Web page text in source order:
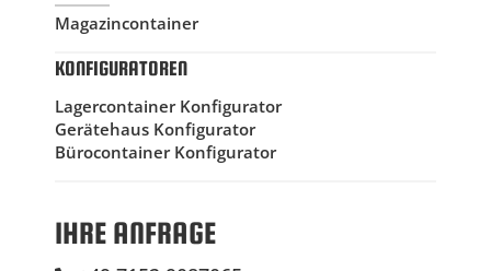
Magazincontainer
KONFIGURATOREN
Lagercontainer Konfigurator
Gerätehaus Konfigurator
Bürocontainer Konfigurator
IHRE ANFRAGE